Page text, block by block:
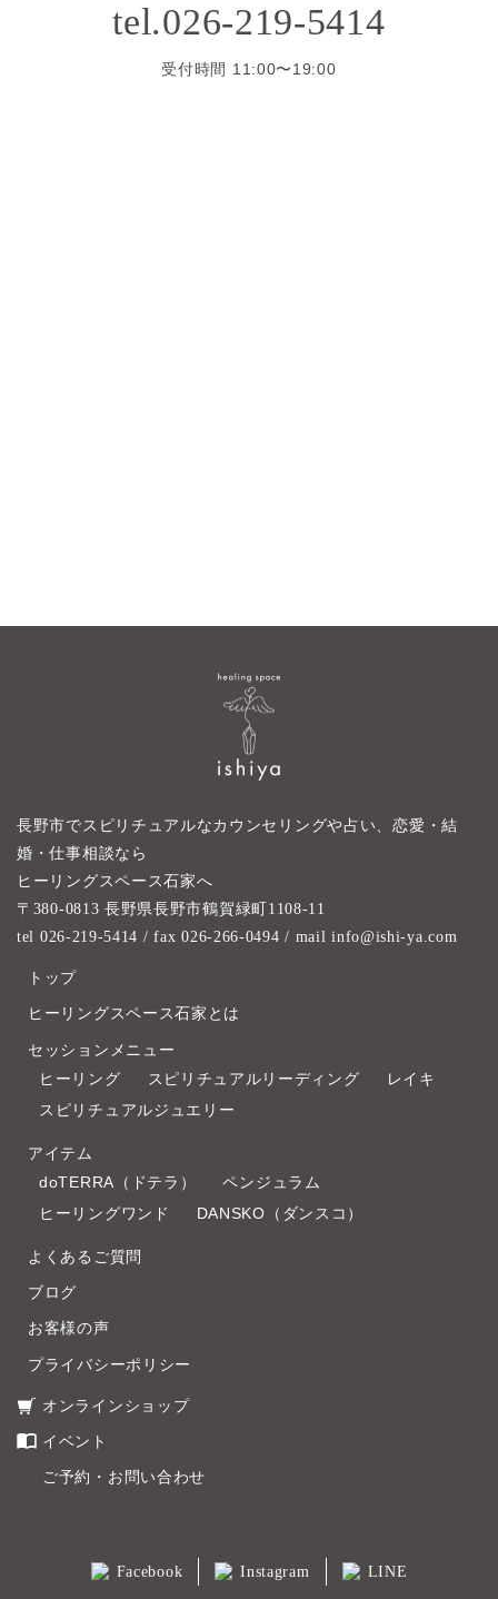
tel.026-219-5414
受付時間 11:00〜19:00
長野市でスピリチュアルなカウンセリングや占い、恋愛・結
婚・仕事相談なら
ヒーリングスペース石家へ
〒380-0813 長野県長野市鶴賀緑町1108-11
tel 026-219-5414 / fax 026-266-0494 / mail info@ishi-ya.com
トップ
ヒーリングスペース石家とは
セッションメニュー
ヒーリング
スピリチュアルリーディング
レイキ
スピリチュアルジュエリー
アイテム
doTERRA（ドテラ）
ペンジュラム
ヒーリングワンド
DANSKO（ダンスコ）
よくあるご質問
ブログ
お客様の声
プライバシーポリシー
オンラインショップ
イベント
ご予約・お問い合わせ
Facebook Instagram LINE